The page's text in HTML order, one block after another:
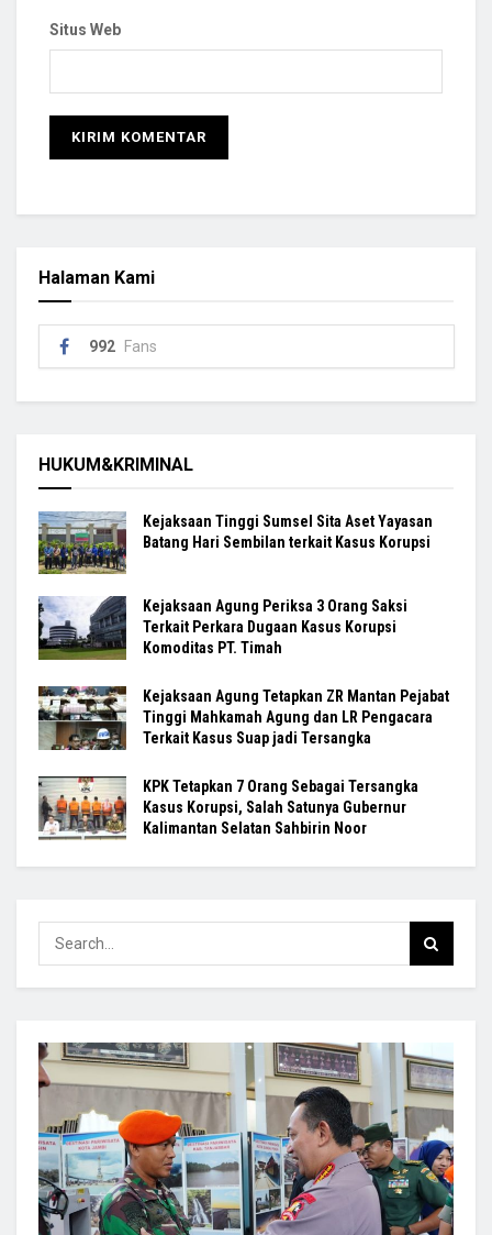
Situs Web
Halaman Kami
992 Fans
HUKUM&KRIMINAL
Kejaksaan Tinggi Sumsel Sita Aset Yayasan
Batang Hari Sembilan terkait Kasus Korupsi
Kejaksaan Agung Periksa 3 Orang Saksi
Terkait Perkara Dugaan Kasus Korupsi
Komoditas PT. Timah
Kejaksaan Agung Tetapkan ZR Mantan Pejabat
Tinggi Mahkamah Agung dan LR Pengacara
Terkait Kasus Suap jadi Tersangka
KPK Tetapkan 7 Orang Sebagai Tersangka
Kasus Korupsi, Salah Satunya Gubernur
Kalimantan Selatan Sahbirin Noor